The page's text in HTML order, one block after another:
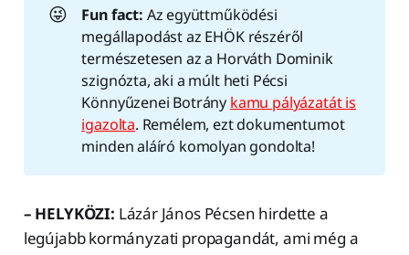
😜 Fun fact: Az együttműködési
megállapodást az EHÖK részéről
természetesen az a Horváth Dominik
szignózta, aki a múlt heti Pécsi
Könnyűzenei Botrány kamu pályázatát is
igazolta. Remélem, ezt dokumentumot
minden aláíró komolyan gondolta!
– HELYKÖZI: Lázár János Pécsen hirdette a
legújabb kormányzati propagandát, ami még a